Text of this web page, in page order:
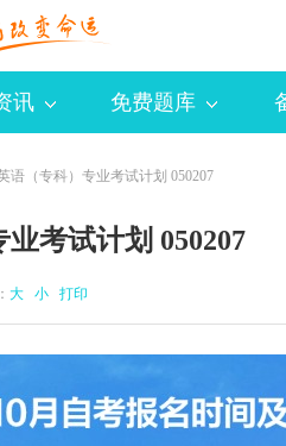
讯 免费题库
语（专科）专业考试计划 050207
考试计划 050207
大 小 打印